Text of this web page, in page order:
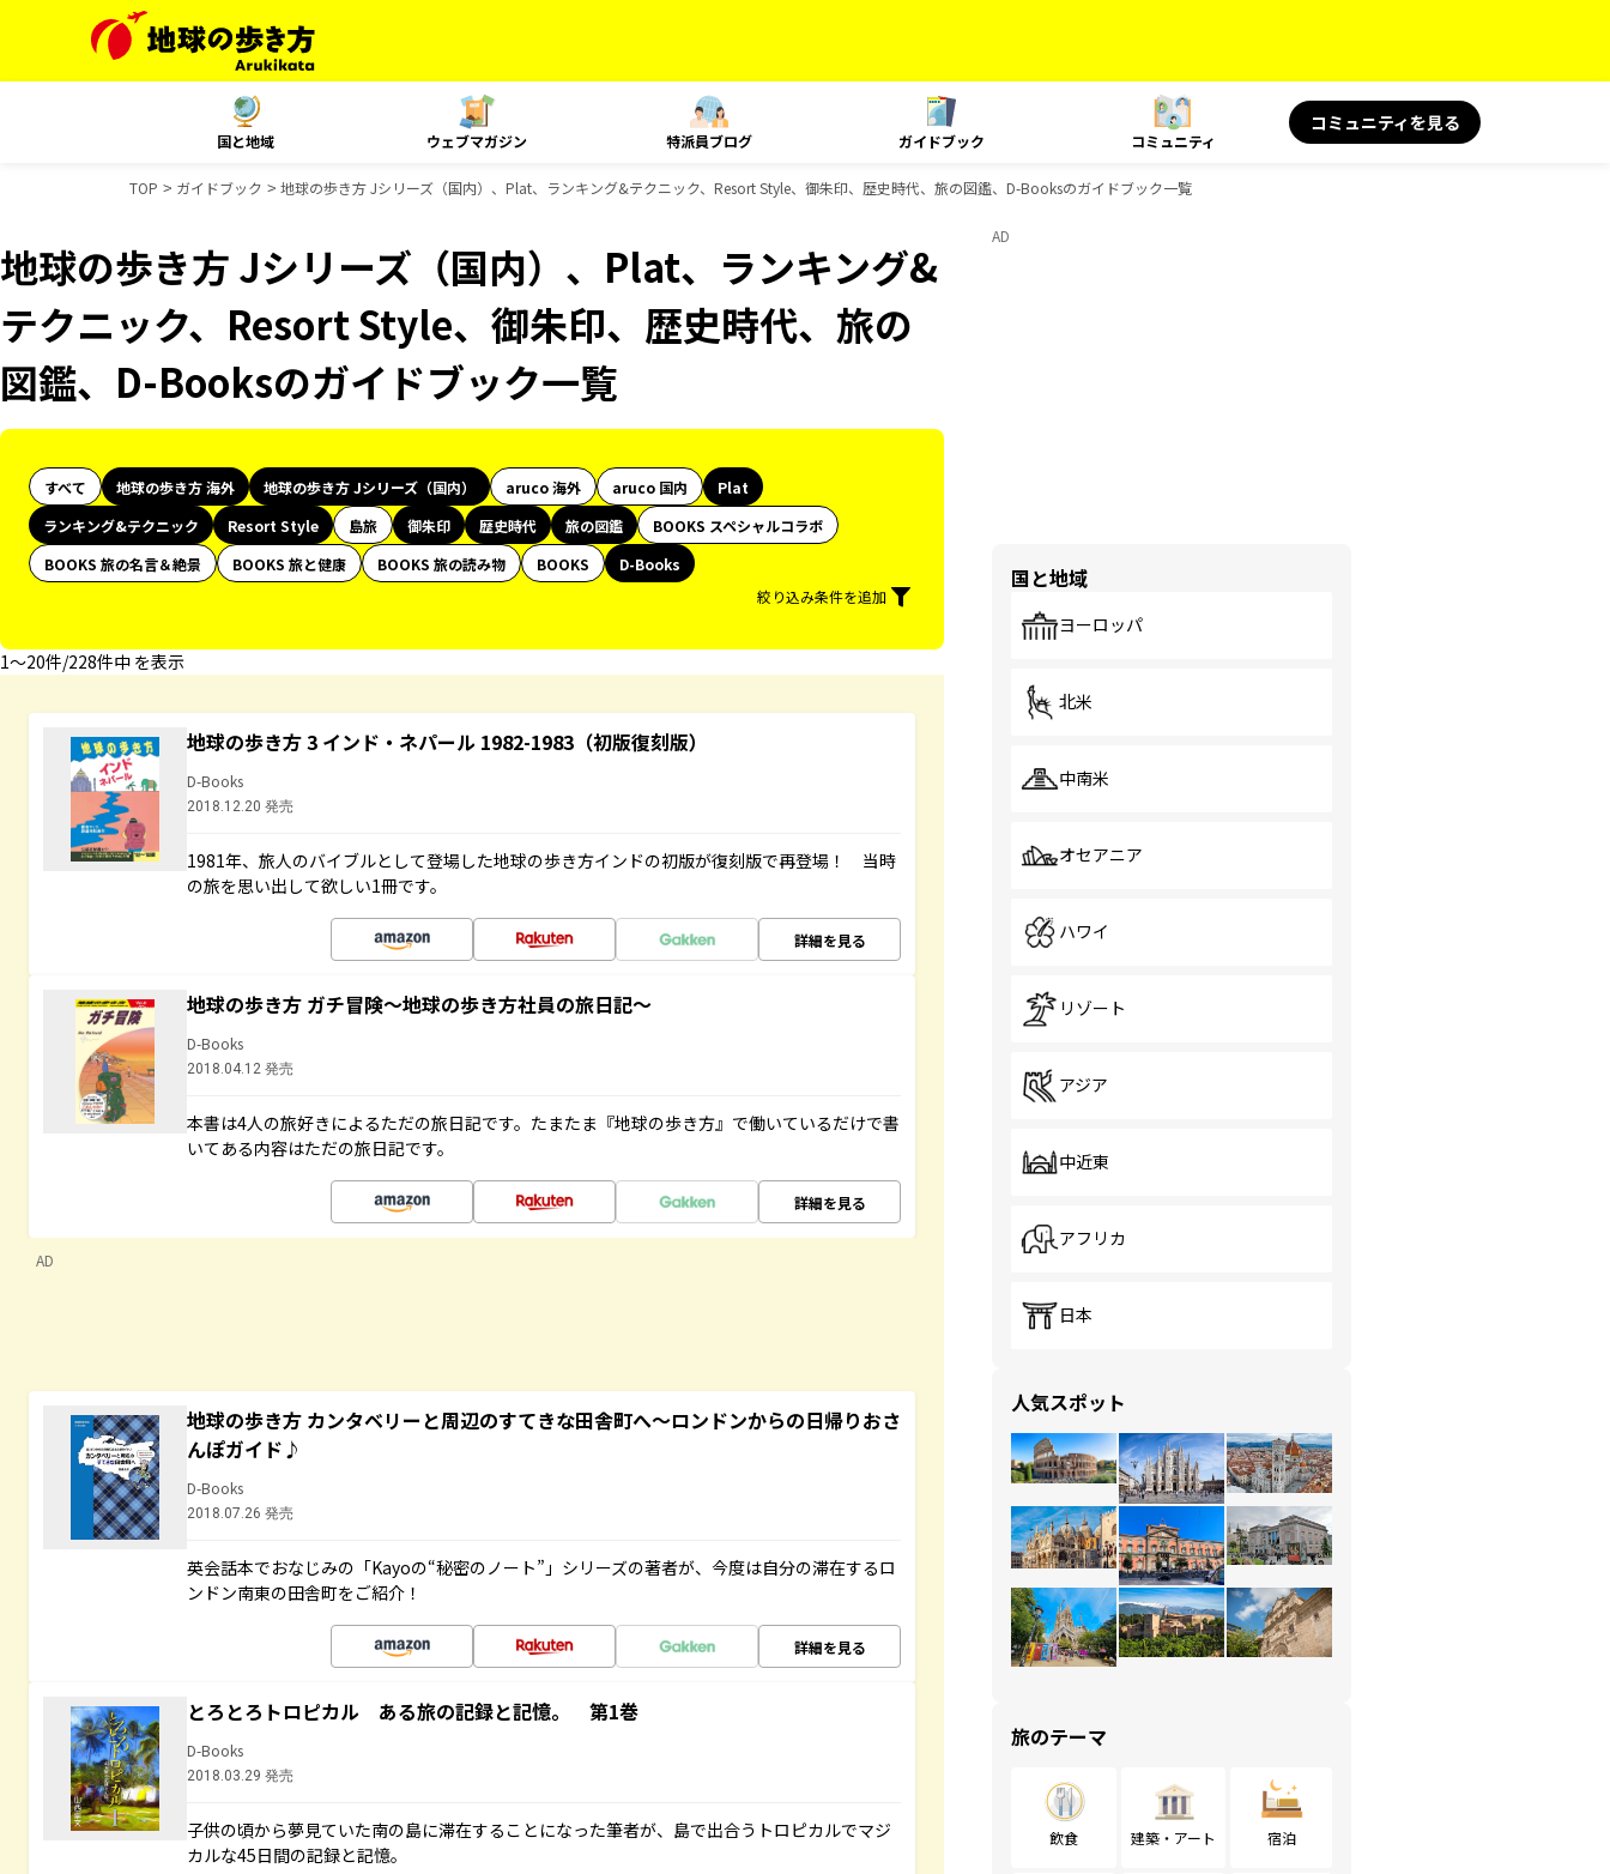
国と地域 ウェブマガジン 特派員ブログ ガイドブック コミュニティ
コミュニティを見る
TOP ガイドブック 地球の歩き方 Jシリーズ（国内）、Plat、ランキング&テクニック、Resort Style、御朱印、歴史時代、旅の図鑑、D-Booksのガイドブック一覧
地球の歩き方 Jシリーズ（国内）、Plat、ランキング&
テクニック、Resort Style、御朱印、歴史時代、旅の
図鑑、D-Booksのガイドブック一覧
すべて 地球の歩き方 海外 地球の歩き方 Jシリーズ（国内） aruco 海外 aruco 国内
Plat
ランキング&テクニック
Resort Style 島旅 御朱印 歴史時代 旅の図鑑
BOOKS スペシャルコラボ
BOOKS 旅の名言＆絶景
BOOKS 旅と健康 BOOKS 旅の読み物 BOOKS
D-Books
絞り込み条件を追加
1〜20件/228件中 を表示
地球の歩き方 3 インド・ネパール 1982-1983（初版復刻版）
D-Books
2018.12.20 発売
1981年、旅人のバイブルとして登場した地球の歩き方インドの初版が復刻版で再登場！ 当時
の旅を思い出して欲しい1冊です。
詳細を見る
地球の歩き方 ガチ冒険～地球の歩き方社員の旅日記～
D-Books
2018.04.12 発売
本書は4人の旅好きによるただの旅日記です。たまたま『地球の歩き方』で働いているだけで書
いてある内容はただの旅日記です。
詳細を見る
AD
地球の歩き方 カンタベリーと周辺のすてきな田舎町へ～ロンドンからの日帰りおさ
んぽガイド♪
D-Books
2018.07.26 発売
英会話本でおなじみの「Kayoの“秘密のノート”」シリーズの著者が、今度は自分の滞在するロ
ンドン南東の田舎町をご紹介！
詳細を見る
とろとろトロピカル ある旅の記録と記憶。 第1巻
D-Books
2018.03.29 発売
子供の頃から夢見ていた南の島に滞在することになった筆者が、島で出合うトロピカルでマジ
カルな45日間の記録と記憶。
AD
国と地域
ヨーロッパ
北米
中南米
オセアニア
ハワイ
リゾート
アジア
中近東
アフリカ
日本
人気スポット
旅のテーマ
飲食 建築・アート 宿泊